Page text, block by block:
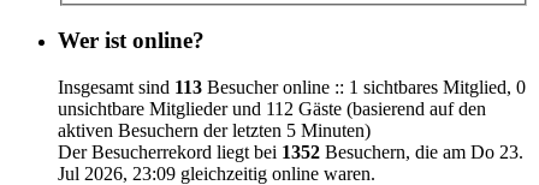
Wer ist online?
Insgesamt sind 113 Besucher online :: 1 sichtbares Mitglied, 0
unsichtbare Mitglieder und 112 Gäste (basierend auf den
aktiven Besuchern der letzten 5 Minuten)
Der Besucherrekord liegt bei 1352 Besuchern, die am Do 23.
Jul 2026, 23:09 gleichzeitig online waren.